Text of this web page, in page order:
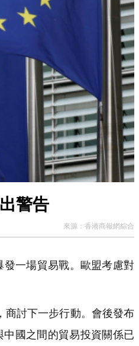
警告
來源： 香港商報網綜合
一場貿易戰。歐盟考慮對
商討下一步行動。會後發布
國之間的貿易投資關係已